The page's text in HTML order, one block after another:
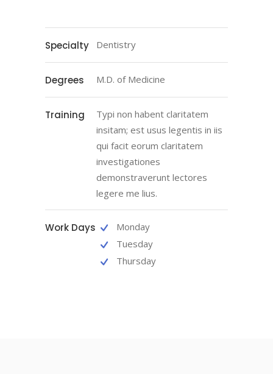
Specialty Dentistry
Degrees M.D. of Medicine
Training
Typi non habent claritatem
insitam; est usus legentis in iis
qui facit eorum claritatem
investigationes
demonstraverunt lectores
legere me lius.
Work Days
Monday
Tuesday
Thursday